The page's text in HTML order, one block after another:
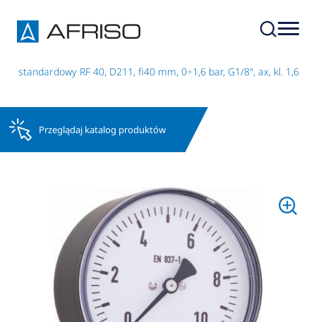
standardowy RF 40, D211, fi40 mm, 0÷1,6 bar, G1/8", ax, kl. 1,6
Przeglądaj katalog produktów